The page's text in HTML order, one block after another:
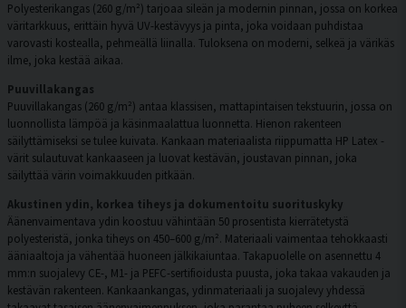
Polyesterikangas (260 g/m²) tarjoaa sileän ja modernin pinnan, jossa on korkea
väritarkkuus, erittäin hyvä UV-kestävyys ja pinta, joka voidaan puhdistaa
varovasti kostealla, pehmeällä liinalla. Tuloksena on moderni, selkeä ja värikäs
ilme, joka kestää aikaa.
Puuvillakangas
Puuvillakangas (260 g/m²) antaa klassisen, mattapintaisen tekstuurin, jossa on
luonnollista lämpöä ja käsinmaalattua luonnetta. Hienon rakenteen
säilyttämiseksi se tulee kuivata. Kankaan materiaalista riippumatta HP Latex -
värit sulautuvat kankaaseen ja luovat kestävän, joustavan pinnan, joka
säilyttää värin voimakkuuden pitkään.
Akustinen ydin, korkea tiheys ja dokumentoitu suorituskyky
Äänenvaimentava ydin koostuu vähintään 50 prosentista kierrätetystä
polyesteristä, jonka tiheys on 450–600 g/m². Materiaali vaimentaa tehokkaasti
ääniaaltoja ja vähentää huoneen jälkikaiuntaa. Takapuolelle on asennettu 4
mm:n suojalevy CE-, M1- ja PEFC-sertifioidusta puusta, joka takaa vakauden ja
kestävän rakenteen. Kankaankangas, ydinmateriaali ja suojalevy yhdessä